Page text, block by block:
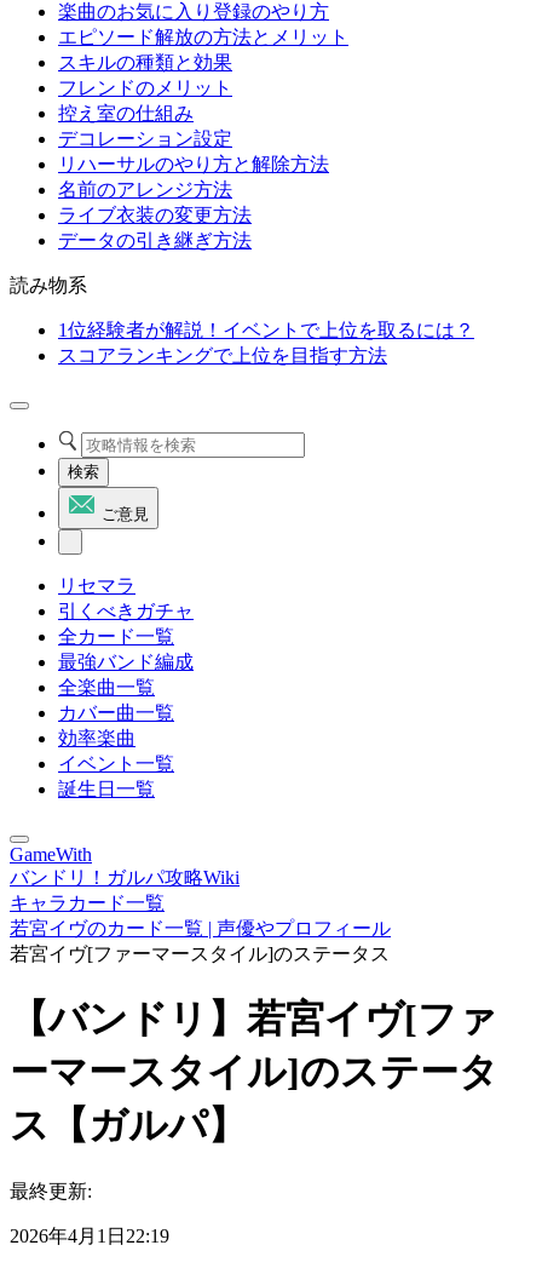
楽曲のお気に入り登録のやり方
エピソード解放の方法とメリット
スキルの種類と効果
フレンドのメリット
控え室の仕組み
デコレーション設定
リハーサルのやり方と解除方法
名前のアレンジ方法
ライブ衣装の変更方法
データの引き継ぎ方法
読み物系
1位経験者が解説！イベントで上位を取るには？
スコアランキングで上位を目指す方法
検索
ご意見
リセマラ
引くべきガチャ
全カード一覧
最強バンド編成
全楽曲一覧
カバー曲一覧
効率楽曲
イベント一覧
誕生日一覧
GameWith
バンドリ！ガルパ攻略Wiki
キャラカード一覧
若宮イヴのカード一覧 | 声優やプロフィール
若宮イヴ[ファーマースタイル]のステータス
【バンドリ】若宮イヴ[ファ
ーマースタイル]のステータ
ス【ガルパ】
最終更新:
2026年4月1日22:19